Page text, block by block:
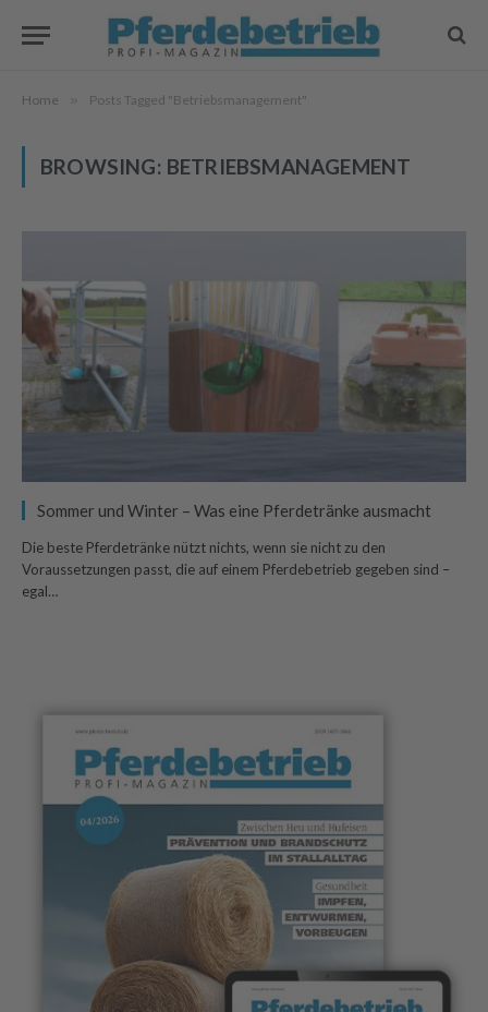
Home » Posts Tagged "Betriebsmanagement"
BROWSING: BETRIEBSMANAGEMENT
Sommer und Winter – Was eine Pferdetränke ausmacht
Die beste Pferdetränke nützt nichts, wenn sie nicht zu den
Voraussetzungen passt, die auf einem Pferdebetrieb gegeben sind –
egal…